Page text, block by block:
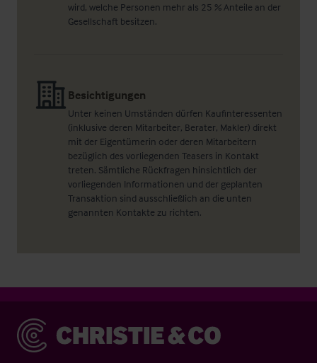
wird, welche Personen mehr als 25 % Anteile an der
Gesellschaft besitzen.
Besichtigungen
Unter keinen Umständen dürfen Kaufinteressenten
(inklusive deren Mitarbeiter, Berater, Makler) direkt
mit der Eigentümerin oder deren Mitarbeitern
bezüglich des vorliegenden Teasers in Kontakt
treten. Sämtliche Rückfragen hinsichtlich der
vorliegenden Informationen und der geplanten
Transaktion sind ausschließlich an die unten
genannten Kontakte zu richten.
Christie & Co